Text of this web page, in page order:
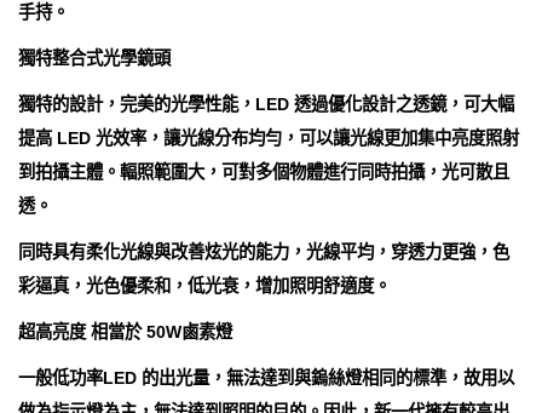
手持。
獨特整合式光學鏡頭
獨特的設計，完美的光學性能，LED 透過優化設計之透鏡，可大幅
提高 LED 光效率，讓光線分布均勻，可以讓光線更加集中亮度照射
到拍攝主體。輻照範圍大，可對多個物體進行同時拍攝，光可散且
透。
同時具有柔化光線與改善炫光的能力，光線平均，穿透力更強，色
彩逼真，光色優柔和，低光衰，增加照明舒適度。
超高亮度 相當於 50W鹵素燈
一般低功率LED 的出光量，無法達到與鎢絲燈相同的標準，故用以